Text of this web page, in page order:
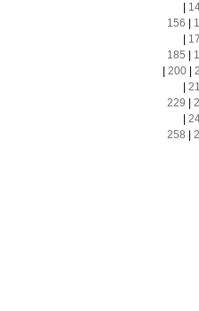
156
185
200|
229
258